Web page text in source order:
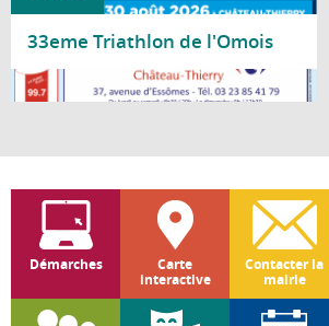
33eme Triathlon de l'Omois
Lire la suite
Démarches
Carte
interactive
Contacter la
mairie